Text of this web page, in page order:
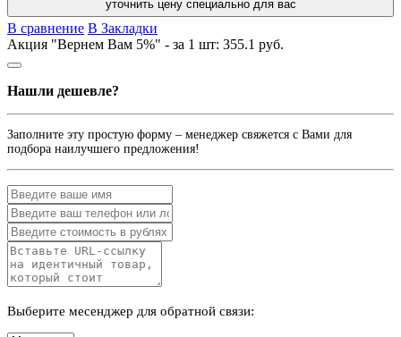
уточнить цену специально для вас
В сравнение В Закладки
Акция "Вернем Вам 5%" - за 1 шт: 355.1 руб.
Нашли дешевле?
Заполните эту простую форму – менеджер свяжется с Вами для
подбора наилучшего предложения!
Выберите месенджер для обратной связи: